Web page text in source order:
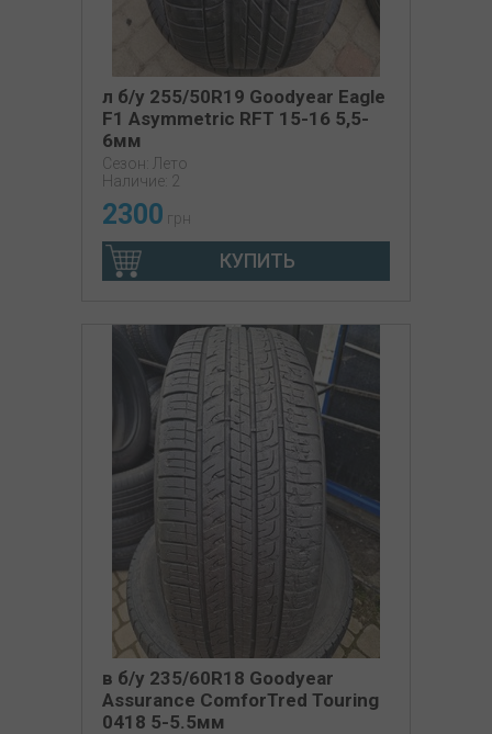
л б/у 255/50R19 Goodyear Eagle
F1 Asymmetric RFT 15-16 5,5-
6мм
Сезон: Лето
Наличие: 2
2300 грн
КУПИТЬ
в б/у 235/60R18 Goodyear
Assurance ComforTred Touring
0418 5-5.5мм